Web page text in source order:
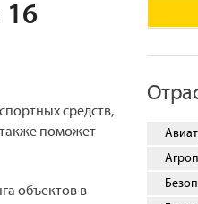
16
средств,
поможет
объектов в